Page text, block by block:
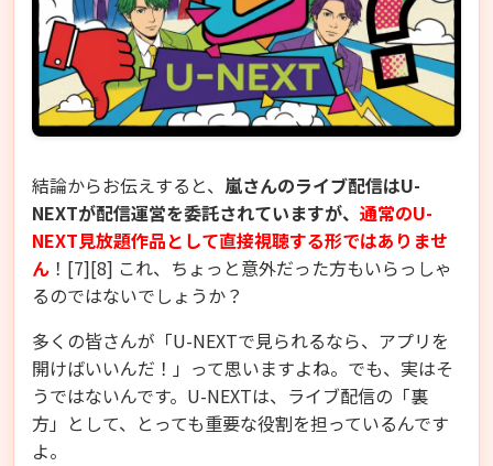
結論からお伝えすると、 嵐さんのライブ配信はU-
NEXTが配信運営を委託されていますが、 通常のU-
NEXT見放題作品として直接視聴する形ではありませ
ん ！[7][8] これ、ちょっと意外だった方もいらっしゃ
るのではないでしょうか？
多くの皆さんが「U-NEXTで見られるなら、アプリを
開けばいいんだ！」って思いますよね。でも、実はそ
うではないんです。U-NEXTは、ライブ配信の「裏
方」として、とっても重要な役割を担っているんです
よ。